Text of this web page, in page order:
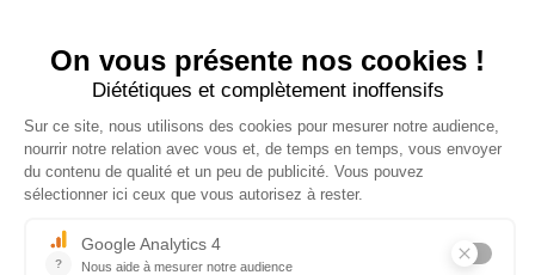
Audition Conseil
27 MARS 2024